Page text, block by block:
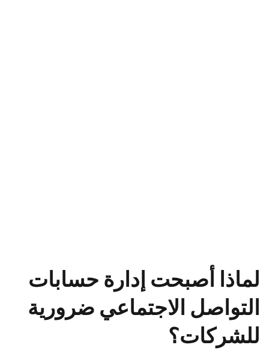
لماذا أصبحت إدارة حسابات
التواصل الاجتماعي ضرورية
للشركات؟